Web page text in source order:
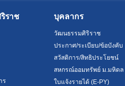
ราช
ร
บุคลากร
วัฒนธรรมศิริราช
ประกาศ/ระเบียบ/ข้อบังคับ
สวัสดิการ/สิทธิประโยชน์
สหกรณ์ออมทรัพย์ ม.มหิดล
ใบแจ้งรายได้ (E-PY)